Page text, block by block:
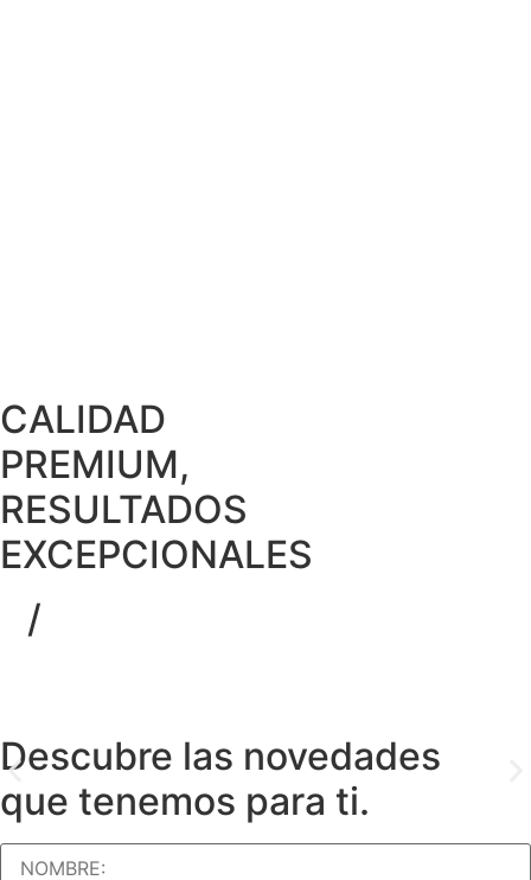
CALIDAD
PREMIUM,
RESULTADOS
EXCEPCIONALES
/
Descubre las novedades
que tenemos para ti.